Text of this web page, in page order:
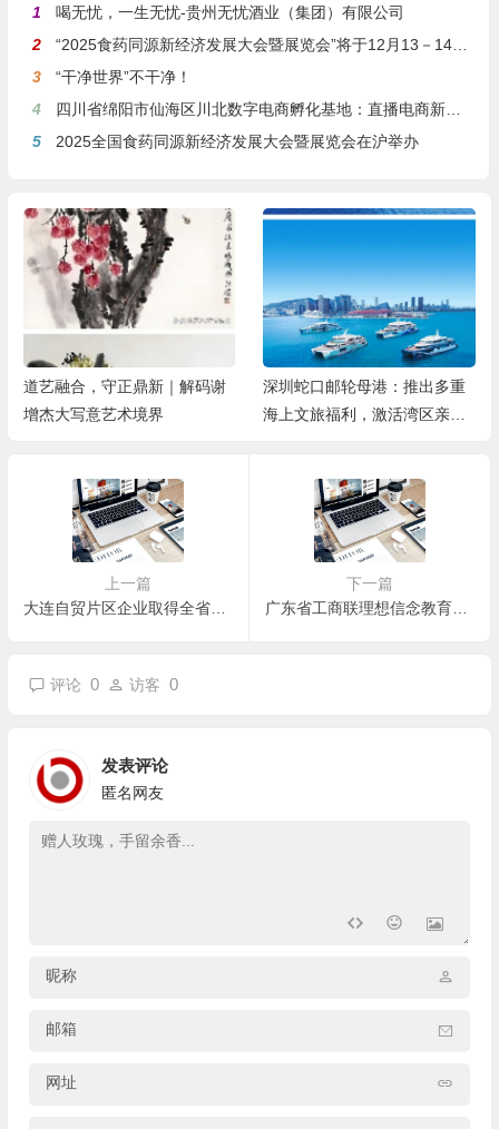
1
喝无忧，一生无忧-贵州无忧酒业（集团）有限公司
2
“2025食药同源新经济发展大会暨展览会”将于12月13－14日在沪举行
3
“干净世界”不干净！
4
四川省绵阳市仙海区川北数字电商孵化基地：直播电商新引擎，预计年产值达5亿
5
2025全国食药同源新经济发展大会暨展览会在沪举办
道艺融合，守正鼎新｜解码谢
增杰大写意艺术境界
深圳蛇口邮轮母港：推出多重
海上文旅福利，激活湾区亲子
上一篇
大连自贸片区企业取得全省首个二手车出口备案资质
下一篇
广东省工商联理想信念教育赋能“百千万工程”《新粤商大讲堂》第三场活动 在清远举办
评论 0 访客 0
发表评论
匿名网友
昵称
邮箱
网址